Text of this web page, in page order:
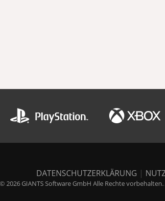
DATENSCHUTZERKLÄRUNG |
© 2026 GIANTS Software GmbH Alle Rechte